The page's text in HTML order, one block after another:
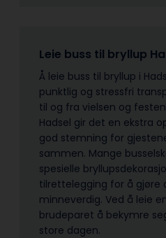
Leie buss til bryllup
Å leie buss til bryllup i
punktlig og stressfri
til og fra vielsen og
Hadsel gir det en ekstra
god stemning for
sammen. Mange
spesielle
tilrettelegging for å gjøre
minneverdig. Ved å leie
brudeparet å bekymre
store dagen.